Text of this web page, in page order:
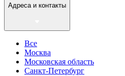
Адреса и контакты
Все
Москва
Московская область
Санкт-Петербург